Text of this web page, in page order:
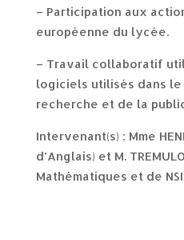
– Participation aux
européenne du lycée.
– Travail collaboratif
logiciels utilisés dans le
recherche et de la
Intervenant(s) : Mme
d’Anglais) et M.
Mathématiques et de